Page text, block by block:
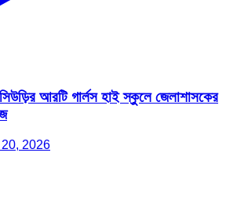
সিউড়ির আরটি গার্লস হাই স্কুলে জেলাশাসকের
2026